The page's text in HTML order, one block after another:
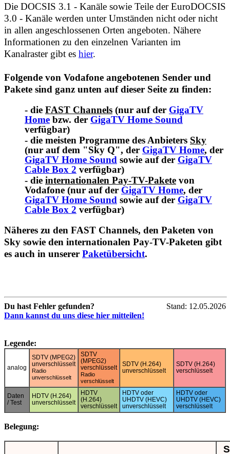
Die DOCSIS 3.1 - Kanäle sowie Teile der EuroDOCSIS
3.0 - Kanäle werden unter Umständen nicht oder nicht
in allen angeschlossenen Orten angeboten. Nähere
Informationen zu den einzelnen Varianten im
Kanalraster gibt es hier.
Folgende von Vodafone angebotenen Sender und
Pakete sind ganz unten auf dieser Seite zu finden:
- die FAST Channels (nur auf der GigaTV
Home bzw. der GigaTV Home Sound
verfügbar)
- die meisten Programme des Anbieters Sky
(nur auf dem "Sky Q", der GigaTV Home, der
GigaTV Home Sound sowie auf der GigaTV
Cable Box 2 verfügbar)
- die internationalen Pay-TV-Pakete von
Vodafone (nur auf der GigaTV Home, der
GigaTV Home Sound sowie auf der GigaTV
Cable Box 2 verfügbar)
Näheres zu den FAST Channels, den Paketen von
Sky sowie den internationalen Pay-TV-Paketen gibt
es auch in unserer Paketübersicht.
Du hast Fehler gefunden?
Dann kannst du uns diese hier mitteilen!
Stand: 12.05.2026
Legende:
analog
SDTV (MPEG2)
unverschlüsselt
Radio
unverschlüsselt
SDTV
(MPEG2)
verschlüsselt
Radio
verschlüsselt
SDTV (H.264)
unverschlüsselt
SDTV (H.264)
verschlüsselt
Daten
/ Test
HDTV (H.264)
unverschlüsselt
HDTV
(H.264)
verschlüsselt
HDTV oder
UHDTV (HEVC)
unverschlüsselt
HDTV oder
UHDTV (HEVC)
verschlüsselt
Belegung: